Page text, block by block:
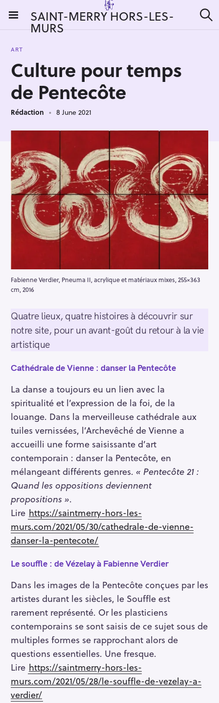
i
SAINT-MERRY HORS-LES-
MURS e
ART
Culture pour temps
de Pentecôte
Rédaction 8 June 2021
Fabienne Verdier, Pneuma II, acrylique et matériaux mixes, 255×363
cm, 2016
Quatre lieux, quatre histoires à découvrir sur
notre site, pour un avant-goût du retour à la vie
artistique
Cathédrale de Vienne : danser la Pentecôte
La danse a toujours eu un lien avec la
spiritualité et l’expression de la foi, de la
louange. Dans la merveilleuse cathédrale aux
tuiles vernissées, l’Archevêché de Vienne a
accueilli une forme saisissante d’art
contemporain : danser la Pentecôte, en
mélangeant différents genres. « Pentecôte 21 :
Quand les oppositions deviennent
propositions ».
Lire https://saintmerry-hors-les-
murs.com/2021/05/30/cathedrale-de-vienne-
danser-la-pentecote/
Le souffle : de Vézelay à Fabienne Verdier
Dans les images de la Pentecôte conçues par les
artistes durant les siècles, le Souffle est
rarement représenté. Or les plasticiens
contemporains se sont saisis de ce sujet sous de
multiples formes se rapprochant alors de
questions essentielles. Une fresque.
Lire https://saintmerry-hors-les-
murs.com/2021/05/28/le-souffle-de-vezelay-a-
verdier/